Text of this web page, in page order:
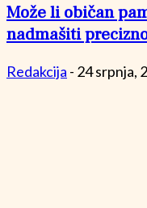
Može li običan
nadmašiti
Redakcija - 24 srpnja,